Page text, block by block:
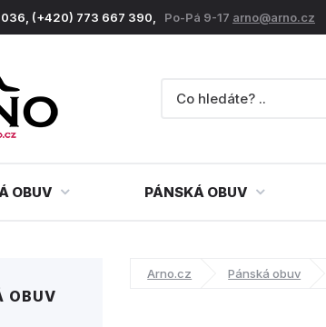
036, (+420) 773 667 390, Po-Pá 9-17 arno@arno.cz
OBUV PÁNSKÁ OBUV
OBUV
Arno.cz Pánská obuv